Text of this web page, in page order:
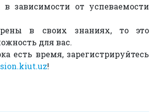
в зависимости от успеваемости
в своих знаниях, то это
для вас.
есть время, зарегистрируйтесь
!